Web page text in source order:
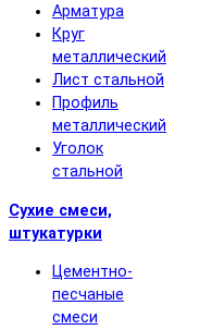
Арматура
Круг
металлический
Лист стальной
Профиль
металлический
Уголок
стальной
Сухие смеси,
штукатурки
Цементно-
песчаные
смеси